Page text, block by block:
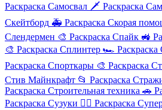
Раскраска Самосвал 🗡️ Раскраска
Скейтборд 🚑 Раскраска Скорая
Слендермен 🎨 Раскраска Спайк 🚜
🎨 Раскраска Сплинтер 🏎️
Раскраска Спорткары 🎨 Раскраска
Стив Майнкрафт 📂 Раскраска
Раскраска Строительная техника 🚗
Раскраска Сузуки 🦸‍♂️ Раскраска